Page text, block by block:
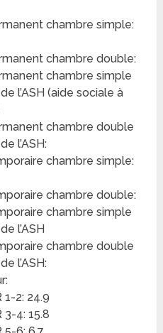
chambre simple:
chambre double:
chambre simple
l’ASH (aide sociale à
chambre double
l’ASH:
chambre simple:
chambre double:
chambre simple
l’ASH
chambre double
l’ASH:
1-2: 24.9
3-4: 15.8